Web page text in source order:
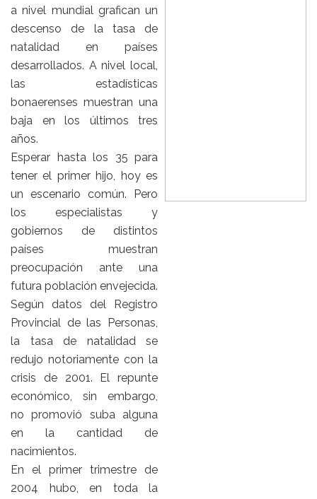
a nivel mundial grafican un
descenso de la tasa de
natalidad en países
desarrollados. A nivel local,
las estadísticas
bonaerenses muestran una
baja en los últimos tres
años.
Esperar hasta los 35 para
tener el primer hijo, hoy es
un escenario común. Pero
los especialistas y
gobiernos de distintos
países muestran
preocupación ante una
futura población envejecida.
Según datos del Registro
Provincial de las Personas,
la tasa de natalidad se
redujo notoriamente con la
crisis de 2001. El repunte
económico, sin embargo,
no promovió suba alguna
en la cantidad de
nacimientos.
En el primer trimestre de
2004 hubo, en toda la